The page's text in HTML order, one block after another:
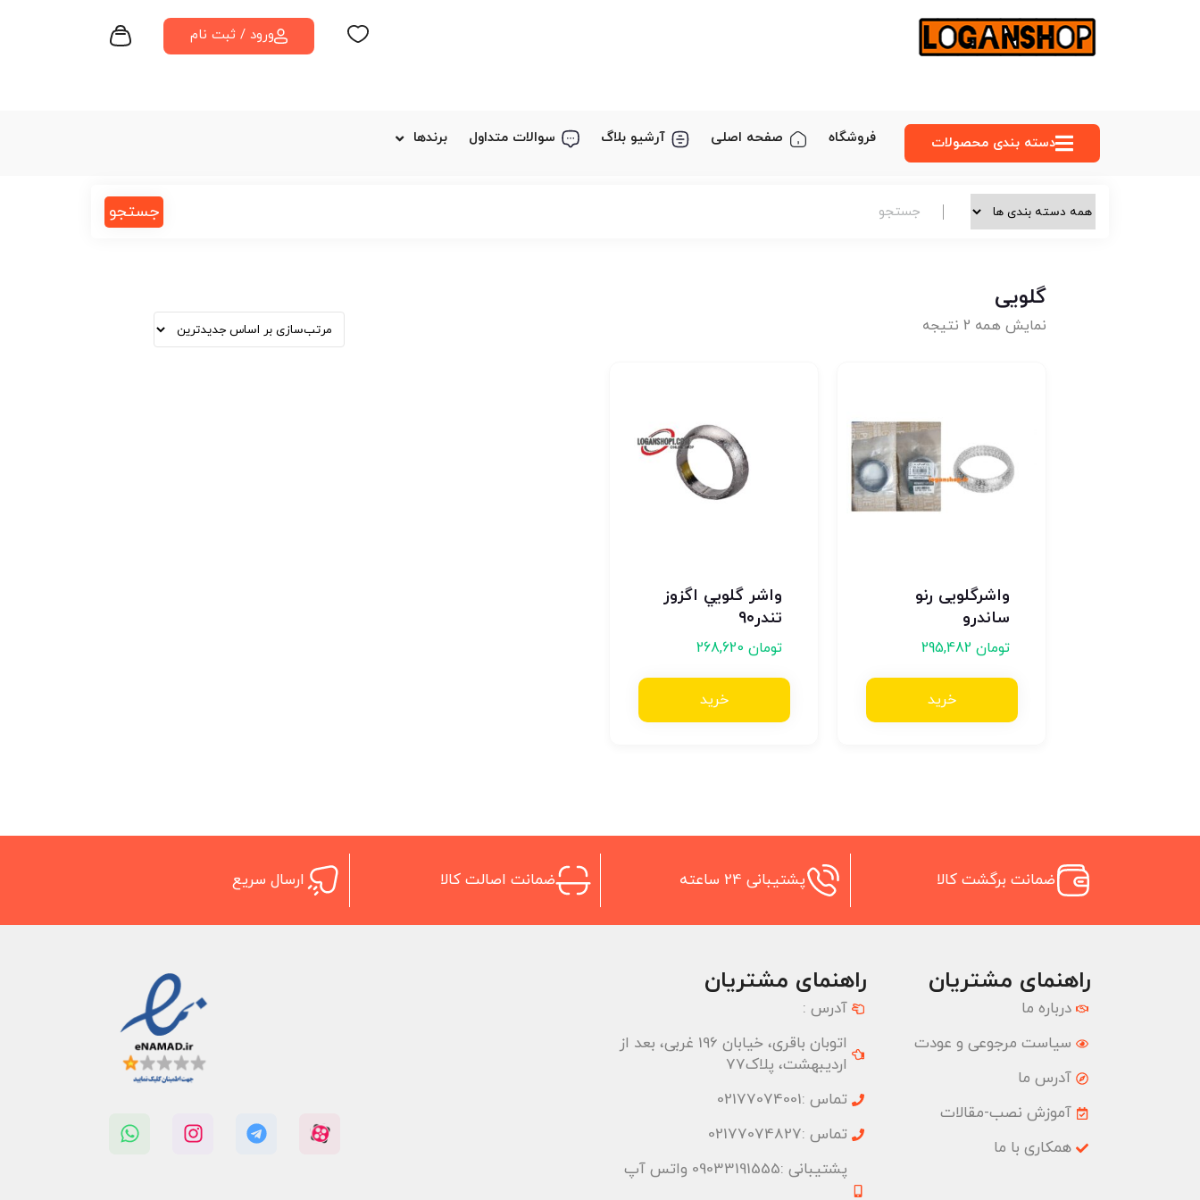
ورود / ثبت نام
دسته‌ بندی محصولات فروشگاه صفحه اصلی آرشیو بلاگ سوالات متداول برندها
جستجو
گلویی
نمایش همه 2 نتیجه
واشرگلویی رنو
ساندرو
تومان
خرید
واشر گلويي اگزوز
تندر۹۰
تومان
خرید
ضمانت برگشت کالا پشتیبانی 24 ساعته ضمانت اصالت کالا ارسال سریع
راهنمای مشتریان
درباره ما
سیاست مرجوعی و عودت
آدرس ما
آموزش نصب-مقالات
همکاری با ما
راهنمای مشتریان
آدرس :
اتوبان باقری، خیابان 196 غربی، بعد از
اردیبهشت، پلاک77
تماس :02177074001
تماس :02177074827
پشتیبانی :09033191555 واتس آپ